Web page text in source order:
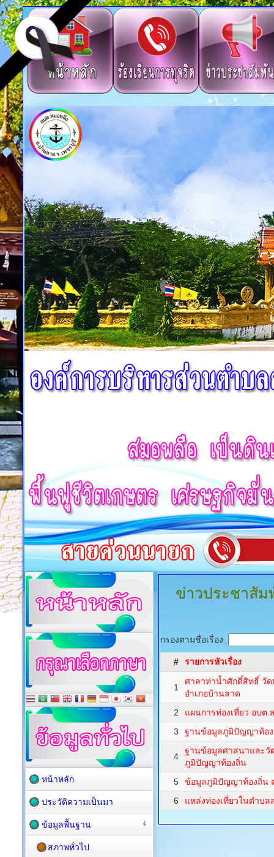
ข่าวประชาสัม
กรองตามชื่อเรื่อง
# รายการหัวเรื่อง
1
ศาลาท่าน้ำศักดิ์สิทธิ์ วั
อำเภอบ้านลาด
2
แผนการท่องเที่ยว อบต.
3
ฐานข้อมูลภูมิปัญญาท้อ
4
ฐานข้อมูลศาสนาและ
ภูมิปัญญาท้องถิ่น
5
ข้อมูลภูมิปัญญาท้องถิ่น
6
แหล่งท่องเที่ยวในตำบล
หน้าหลัก
ประวัติความเป็นมา
ข้อมูลพื้นฐาน
สภาพทั่วไป